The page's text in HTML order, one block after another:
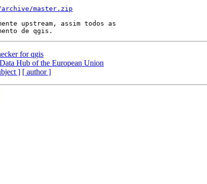
archive/master.zip
upstream, assim todos as
for qgis
Hub of the European Union
] [ author ]